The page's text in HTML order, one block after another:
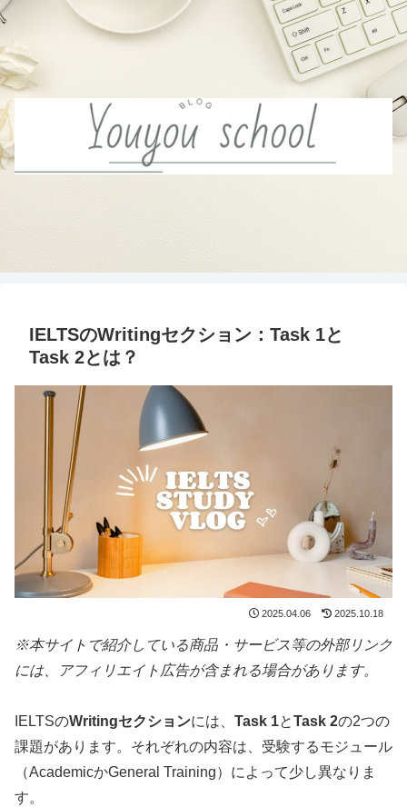
IELTSのWritingセクション：Task 1と
Task 2とは？
2025.04.06 2025.10.18
※本サイトで紹介している商品・サービス等の外部リンク
には、アフィリエイト広告が含まれる場合があります。
IELTSのWritingセクションには、 Task 1とTask 2の2つの
課題があります。それぞれの内容は、受験するモジュール
（AcademicかGeneral Training）によって少し異なりま
す。